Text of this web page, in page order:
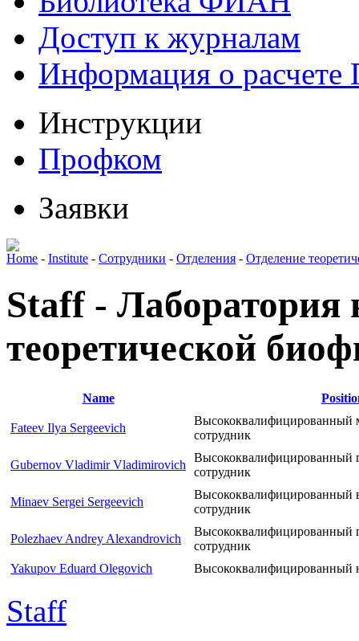
Доступ к журналам
Информация о
Инструкции
Профком
Заявки
Home - Institute - Сотрудники - Отделения - Отделение
Staff -
теоретической
Name
Fateev Ilya Sergeevich
Высококвалифицированный
сотрудник
Gubernov Vladimir Vladimirovich
Высококвалифицированный
сотрудник
Minaev Sergei Sergeevich
Высококвалифицированный
сотрудник
Polezhaev Andrey Alexandrovich
Высококвалифицированный
сотрудник
Yakupov Eduard Olegovich
Высококвалифицированный
Staff